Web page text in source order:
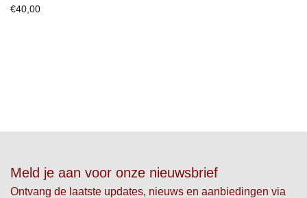
€40,00
Meld je aan voor onze nieuwsbrief
Ontvang de laatste updates, nieuws en aanbiedingen via